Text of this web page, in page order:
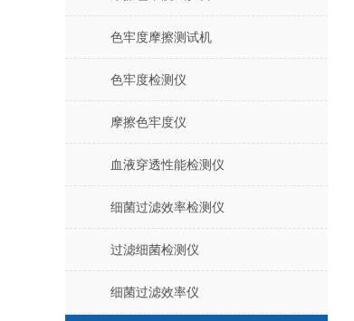
色牢度摩擦测试机
色牢度检测仪
摩擦色牢度仪
血液穿透性能检测仪
细菌过滤效率检测仪
过滤细菌检测仪
细菌过滤效率仪